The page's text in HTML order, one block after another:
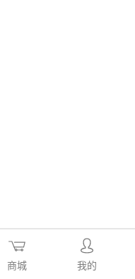
商城 我的